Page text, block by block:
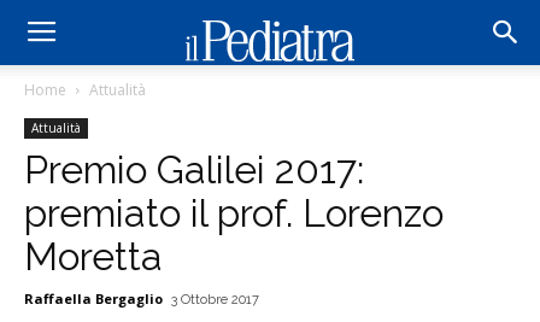
Home Attualità
Attualità
Premio Galilei 2017:
premiato il prof. Lorenzo
Moretta
Raffaella Bergaglio 3 Ottobre 2017